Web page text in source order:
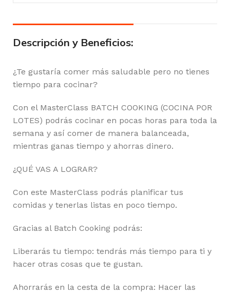
Descripción y Beneficios:
¿Te gustaría comer más saludable pero no tienes
tiempo para cocinar?
Con el MasterClass BATCH COOKING (COCINA POR
LOTES) podrás cocinar en pocas horas para toda la
semana y así comer de manera balanceada,
mientras ganas tiempo y ahorras dinero.
¿QUÉ VAS A LOGRAR?
Con este MasterClass podrás planificar tus
comidas y tenerlas listas en poco tiempo.
Gracias al Batch Cooking podrás:
Liberarás tu tiempo: tendrás más tiempo para ti y
hacer otras cosas que te gustan.
Ahorrarás en la cesta de la compra: Hacer las